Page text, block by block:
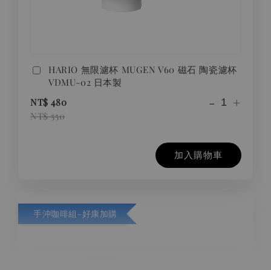
HARIO 無限濾杯 MUGEN V60 磁石 陶瓷濾杯
VDMU-02 日本製
NT$ 480
NT$ 550
- +
加入購物車
手沖咖啡組-好康加購